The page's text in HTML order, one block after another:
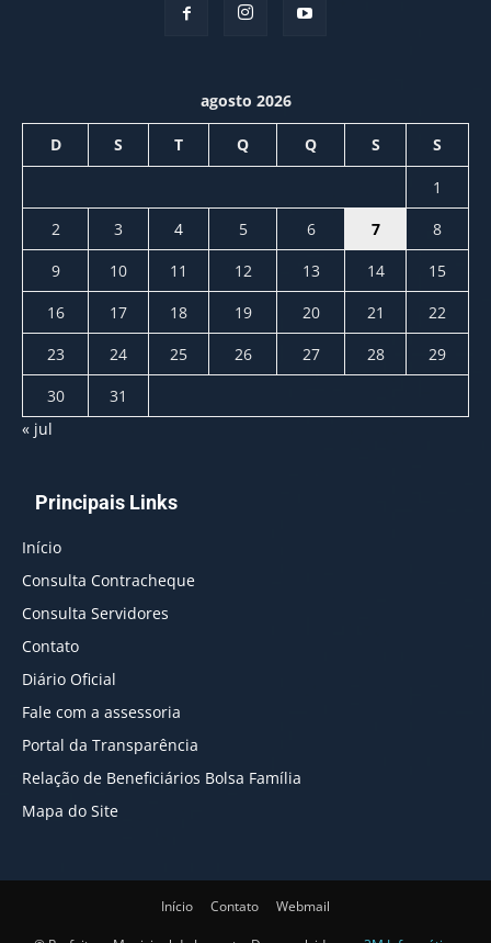
agosto 2026
D S T Q Q S S
1
2
3 4 5 6 7
8
9
10 11 12 13 14
15
16
17 18 19 20 21
22
23
24 25 26 27 28
29
30
31
« jul
Principais Links
Início
Consulta Contracheque
Consulta Servidores
Contato
Diário Oficial
Fale com a assessoria
Portal da Transparência
Relação de Beneficiários Bolsa Família
Mapa do Site
Início Contato Webmail